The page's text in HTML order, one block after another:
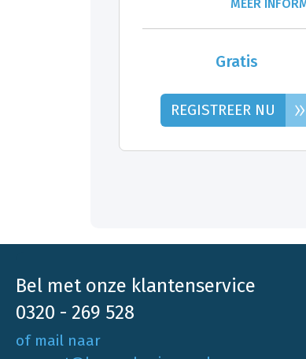
MEER
Gratis
REGISTREER NU »
Bel met onze klantenservice
0320 - 269 528
of mail naar